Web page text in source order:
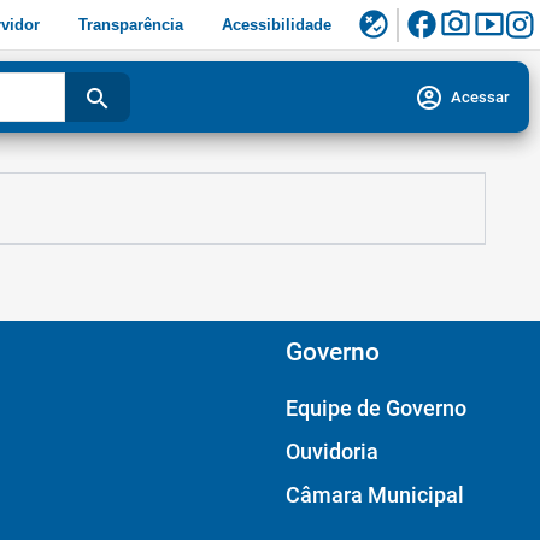
Transparência Acessibilidade flaky facebookphoto_camerasmart_display
search account_circle Acessar
Governo
Equipe de Governo
Ouvidoria
Câmara Municipal